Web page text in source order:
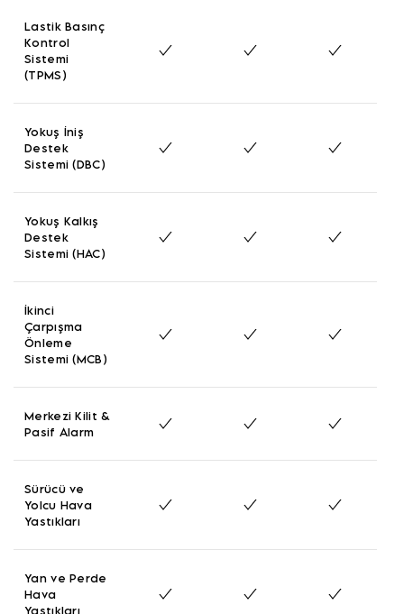
Lastik Basınç
Kontrol
Sistemi
(TPMS)
Yokuş İniş
Destek
Sistemi (DBC)
Yokuş Kalkış
Destek
Sistemi (HAC)
İkinci
Çarpışma
Önleme
Sistemi (MCB)
Merkezi Kilit &
Pasif Alarm
Sürücü ve
Yolcu Hava
Yastıkları
Yan ve Perde
Hava
Yastıkları